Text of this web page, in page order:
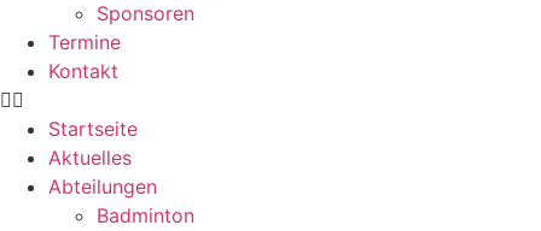
Sponsoren
Termine
Kontakt
Startseite
Aktuelles
Abteilungen
Badminton